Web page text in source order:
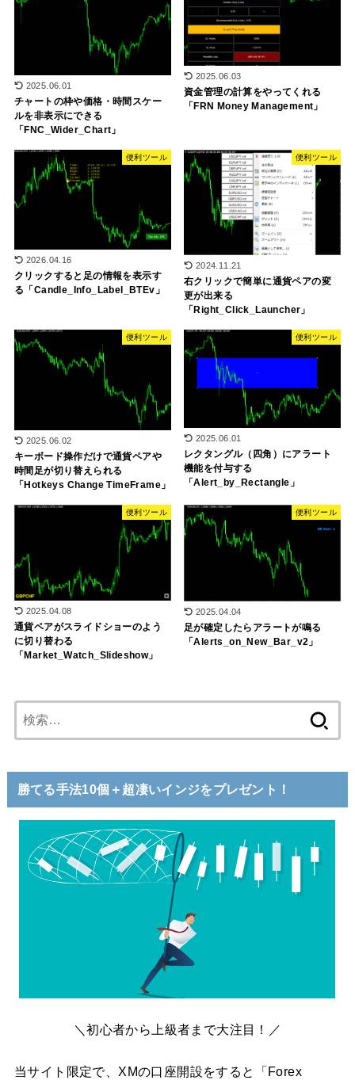
2025.06.01
チャートの枠や価格・時間スケー
ルを非表示にできる
「FNC_Wider_Chart」
2025.06.03
資金管理の計算をやってくれる
「FRN Money Management」
便利ツール
2026.04.16
クリックすると足の情報を表示す
る「Candle_Info_Label_BTEv」
便利ツール
2024.11.21
右クリックで簡単に通貨ペアの変
更が出来る
「Right_Click_Launcher」
便利ツール
2025.06.02
キーボード操作だけで通貨ペアや
時間足が切り替えられる
「Hotkeys Change TimeFrame」
便利ツール
2025.06.01
レクタングル（四角）にアラート
機能を付与する
「Alert_by_Rectangle」
便利ツール
2025.04.08
通貨ペアがスライドショーのよう
に切り替わる
「Market_Watch_Slideshow」
便利ツール
2025.04.04
足が確定したらアラートが鳴る
「Alerts_on_New_Bar_v2」
索:
勝てる手法10個＋超凄いインジをプレゼント！
＼初心者から上級者まで大注目！／
当サイト限定で、XMの口座開設をすると「Forex